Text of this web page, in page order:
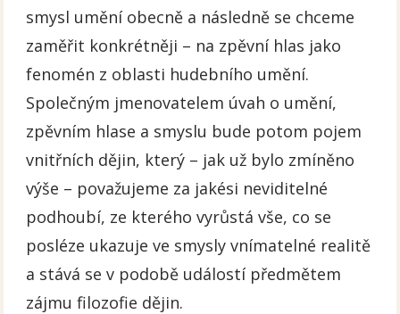
smysl umění obecně a následně se chceme
zaměřit konkrétněji – na zpěvní hlas jako
fenomén z oblasti hudebního umění.
Společným jmenovatelem úvah o umění,
zpěvním hlase a smyslu bude potom pojem
vnitřních dějin, který – jak už bylo zmíněno
výše – považujeme za jakési neviditelné
podhoubí, ze kterého vyrůstá vše, co se
posléze ukazuje ve smysly vnímatelné realitě
a stává se v podobě událostí předmětem
zájmu filozofie dějin.